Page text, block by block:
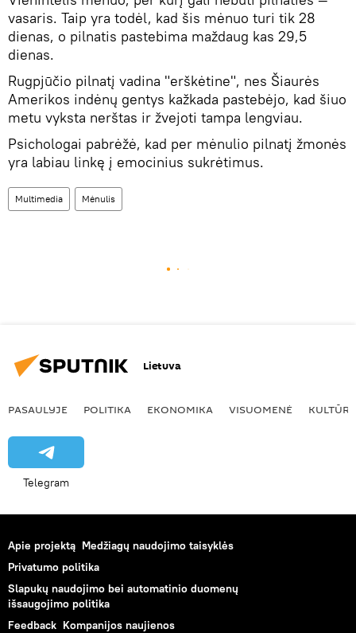
vasaris. Taip yra todėl, kad šis mėnuo turi tik 28
dienas, o pilnatis pastebima maždaug kas 29,5
dienas.
Rugpjūčio pilnatį vadina "erškėtine", nes Šiaurės
Amerikos indėnų gentys kažkada pastebėjo, kad šiuo
metu vyksta nerštas ir žvejoti tampa lengviau.
Psichologai pabrėžė, kad per mėnulio pilnatį žmonės
yra labiau linkę į emocinius sukrėtimus.
Multimedia Mėnulis
Lietuva
PASAULYJE POLITIKA EKONOMIKA VISUOMENĖ KULTŪRA
Telegram
Apie projektą Medžiagų naudojimo taisyklės
Privatumo politika
Slapukų naudojimo bei automatinio duomenų
išsaugojimo politika
Feedback Kompanijos naujienos